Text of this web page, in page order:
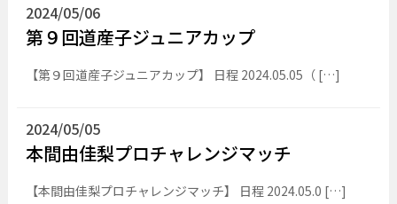
2024/05/06
第９回道産子ジュニアカップ
【第９回道産子ジュニアカップ】 日程 2024.05.05（ […]
2024/05/05
本間由佳梨プロチャレンジマッチ
【本間由佳梨プロチャレンジマッチ】 日程 2024.05.0 […]